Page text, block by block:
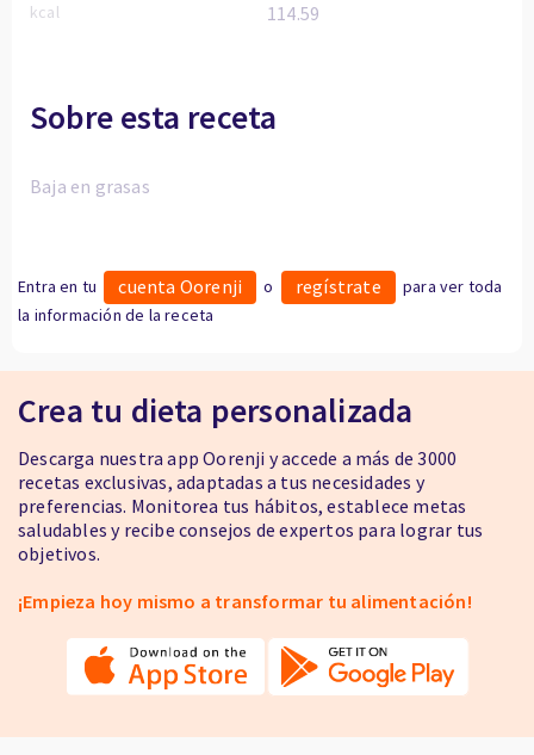
kcal 114.59
Sobre esta receta
Baja en grasas
Entra en tu cuenta Oorenji o regístrate
para ver toda
la información de la receta
Crea tu dieta personalizada
Descarga nuestra app Oorenji y accede a más de 3000
recetas exclusivas, adaptadas a tus necesidades y
preferencias. Monitorea tus hábitos, establece metas
saludables y recibe consejos de expertos para lograr tus
objetivos.
¡Empieza hoy mismo a transformar tu alimentación!